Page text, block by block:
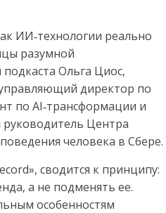
ИИ‑технологии реально
разумной
Ольга Циос,
директор по
по AI‑трансформации и
Центра
человека в Сбере.
сводится к принципу:
а не подменять ее.
особенностям